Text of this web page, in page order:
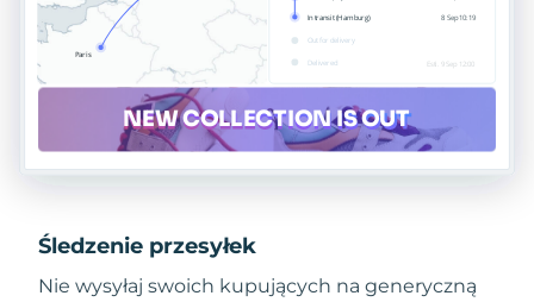
Śledzenie przesyłek
Nie wysyłaj swoich kupujących na generyczną